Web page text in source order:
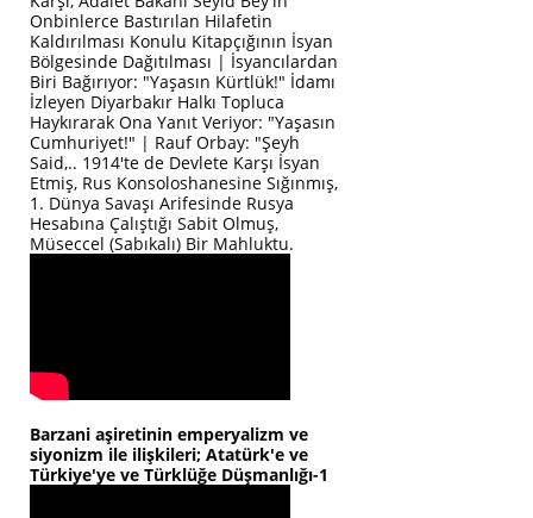
Onbinlerce Bastırılan Hilafetin
Kaldırılması Konulu Kitapçığının İsyan
Bölgesinde Dağıtılması | İsyancılardan
Biri Bağırıyor: "Yaşasın Kürtlük!" İdamı
İzleyen Diyarbakır Halkı Topluca
Haykırarak Ona Yanıt Veriyor: "Yaşasın
Cumhuriyet!" | Rauf Orbay: "Şeyh
Said,.. 1914'te de Devlete Karşı İsyan
Etmiş, Rus Konsoloshanesine Sığınmış,
1. Dünya Savaşı Arifesinde Rusya
Hesabına Çalıştığı Sabit Olmuş,
Müseccel (Sabıkalı) Bir Mahluktu.
Barzani aşiretinin emperyalizm ve
siyonizm ile ilişkileri; Atatürk'e ve
Türkiye'ye ve Türklüğe Düşmanlığı-1